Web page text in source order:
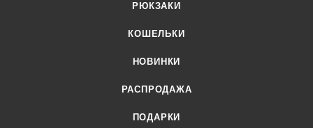
РЮКЗАКИ
КОШЕЛЬКИ
НОВИНКИ
РАСПРОДАЖА
ПОДАРКИ